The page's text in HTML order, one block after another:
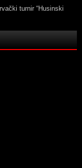
turnir “Husinski